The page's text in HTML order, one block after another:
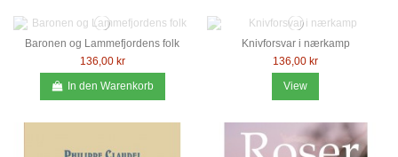
Baronen og Lammefjordens folk
136,00 kr
In den Warenkorb
Knivforsvar i nærkamp
136,00 kr
View